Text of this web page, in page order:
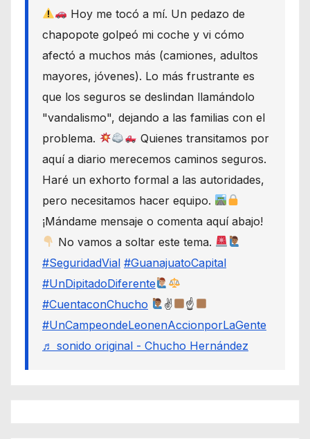
Hoy me tocó a mí. Un pedazo de
chapopote golpeó mi coche y vi cómo
afectó a muchos más (camiones, adultos
mayores, jóvenes). Lo más frustrante es
que los seguros se deslindan llamándolo
"vandalismo", dejando a las familias con el
problema.
Quienes transitamos por
aquí a diario merecemos caminos seguros.
Haré un exhorto formal a las autoridades,
pero necesitamos hacer equipo.
¡Mándame mensaje o comenta aquí abajo!
No vamos a soltar este tema.
#SeguridadVial #GuanajuatoCapital
#UnDipitadoDiferente
#CuentaconChucho
✌
☝
#UnCampeondeLeonenAccionporLaGente
♬ sonido original - Chucho Hernández